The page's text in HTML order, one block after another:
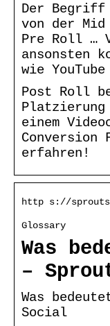
Der
von der
Pre Roll …
ansonsten
wie
Post Roll
Platzierung
einem
Conversion
erfahren!
http s://
Glossary
Was
–
Was
Social